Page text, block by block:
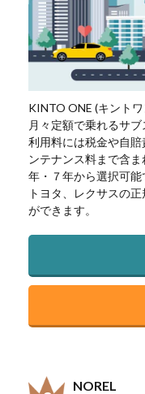
KINTO ONE (キント
月々定額で乗れるサ
利用料には税金や自
ンテナンス料まで含
年・７年から選択可能
トヨタ、レクサスの
ができます。
NOREL